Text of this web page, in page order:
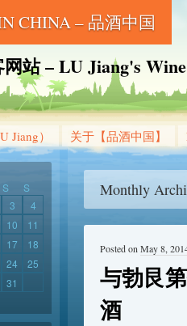
CHINA – 品酒中国
站 – LU Jiang's
Jiang） 关于【品酒中国】
Monthly
与勃艮
酒
Posted on May 8,
S
S
3
4
10
11
17
18
24
25
31